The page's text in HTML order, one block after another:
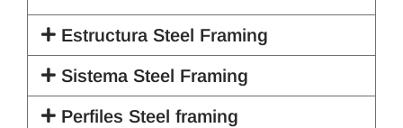
Estructura Steel Framing
Sistema Steel Framing
Perfiles Steel framing